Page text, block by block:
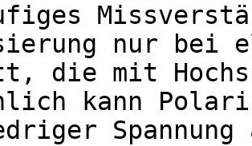
nur bei
die mit
kann